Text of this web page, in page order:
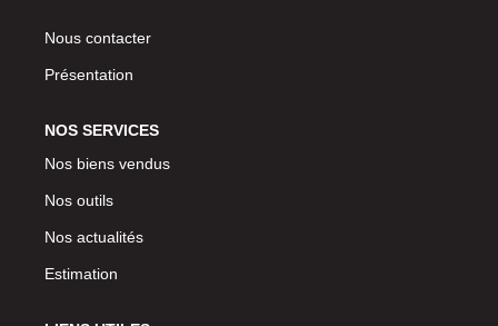
Nous contacter
Présentation
NOS SERVICES
Nos biens vendus
Nos outils
Nos actualités
Estimation